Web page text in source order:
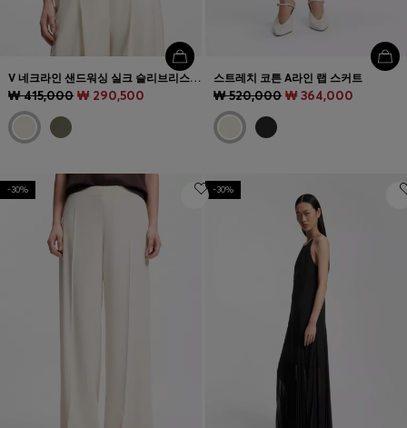
V 네크라인 샌드워싱 실크 슬리브리스 블라우스
₩ 415,000 ₩ 290,500
스트레치 코튼 A라인 랩 스커트
₩ 520,000 ₩ 364,000
-30% -30%